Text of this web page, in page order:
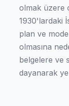
olmak üzere
1930'lardaki
plan ve
olmasına
belgelere ve
dayanarak